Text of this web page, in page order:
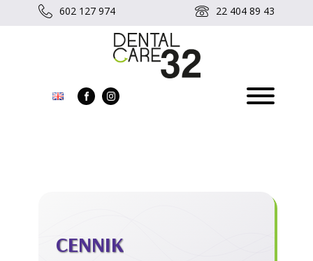
602 127 974 22 404 89 43
CENNIK